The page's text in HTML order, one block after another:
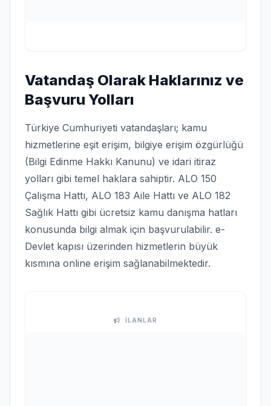
Vatandaş Olarak Haklarınız ve
Başvuru Yolları
Türkiye Cumhuriyeti vatandaşları; kamu
hizmetlerine eşit erişim, bilgiye erişim özgürlüğü
(Bilgi Edinme Hakkı Kanunu) ve idari itiraz
yolları gibi temel haklara sahiptir. ALO 150
Çalışma Hattı, ALO 183 Aile Hattı ve ALO 182
Sağlık Hattı gibi ücretsiz kamu danışma hatları
konusunda bilgi almak için başvurulabilir. e-
Devlet kapısı üzerinden hizmetlerin büyük
kısmına online erişim sağlanabilmektedir.
İLANLAR